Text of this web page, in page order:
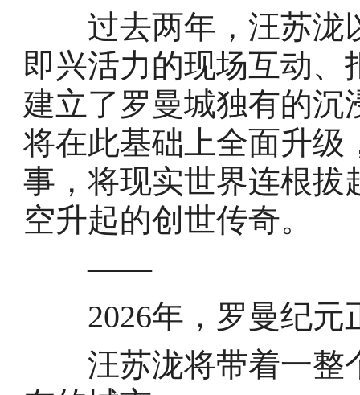
过去两年，汪苏泷
即兴活力的现场互动
建立了罗曼城独有的沉
将在此基础上全面升级
事，将现实世界连根拔
空升起的创世传奇。
——
2026年，罗曼纪元
汪苏泷将带着一整